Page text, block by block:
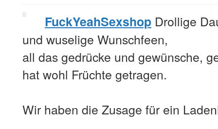
FuckYeahSexshop Drollige
und wuselige Wunschfeen,
all das gedrücke und gewünsche,
hat wohl Früchte getragen.
Wir haben die Zusage für ein